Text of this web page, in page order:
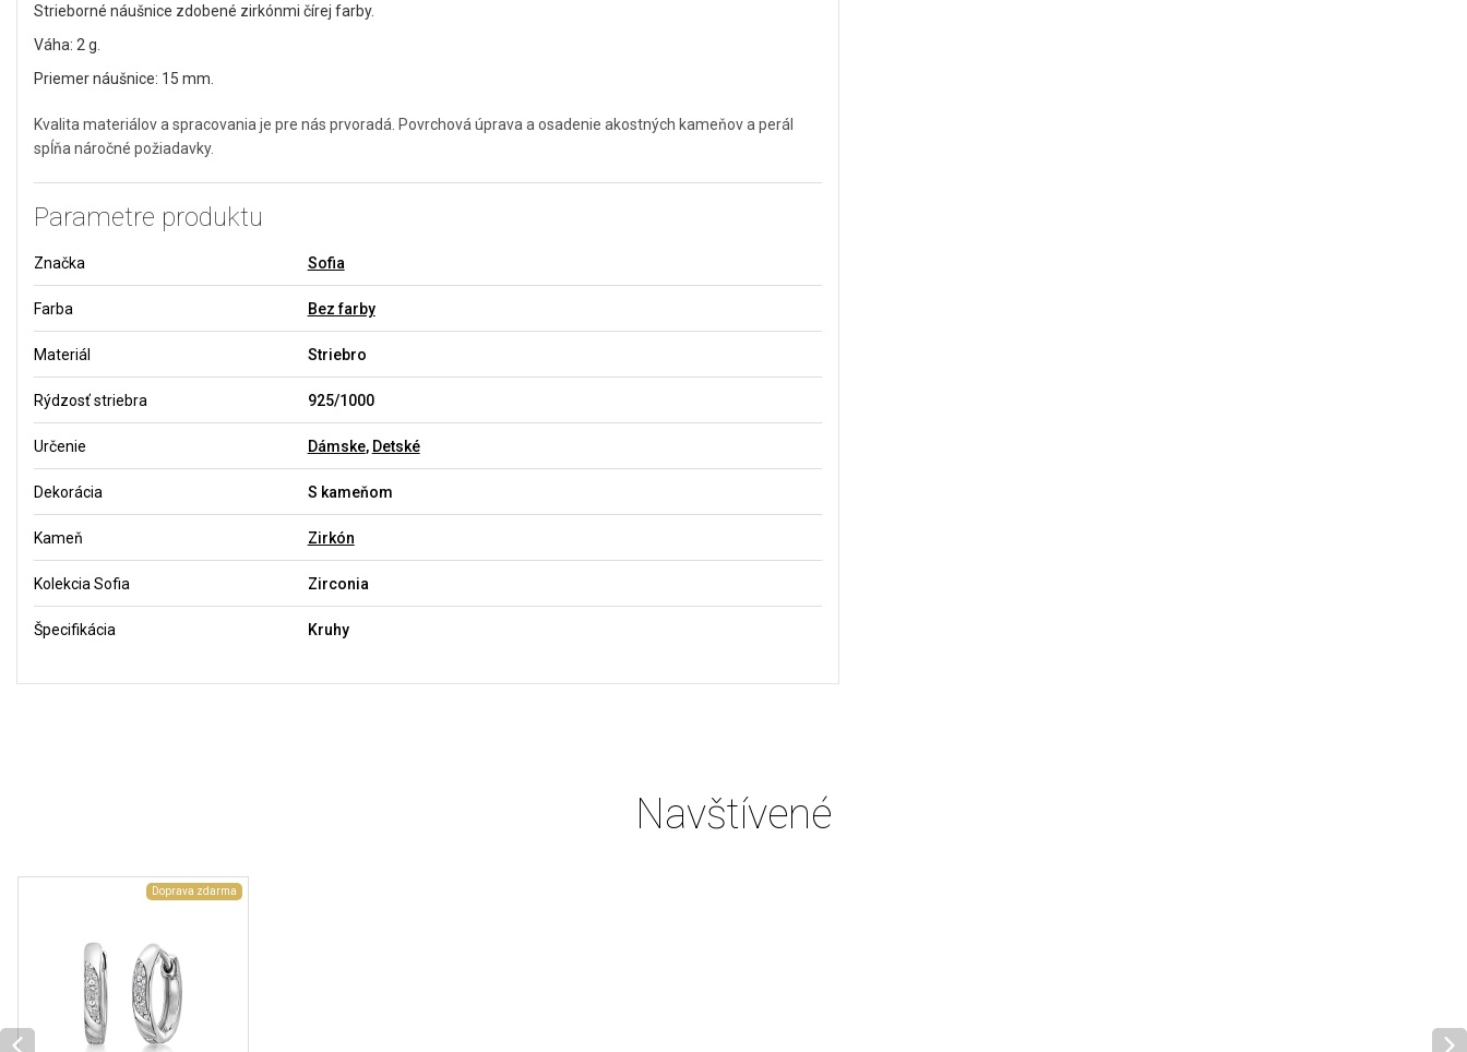
Strieborné náušnice zdobené zirkónmi čírej farby.
Váha: 2 g.
Priemer náušnice: 15 mm.
Kvalita materiálov a spracovania je pre nás prvoradá. Povrchová úprava a osadenie akostných kameňov a perál
spĺňa náročné požiadavky.
Parametre produktu
Značka Sofia
Farba Bez farby
Materiál Striebro
Rýdzosť striebra 925/1000
Určenie Dámske, Detské
Dekorácia S kameňom
Kameň Zirkón
Kolekcia Sofia Zirconia
Špecifikácia Kruhy
Navštívené
Doprava zdarma